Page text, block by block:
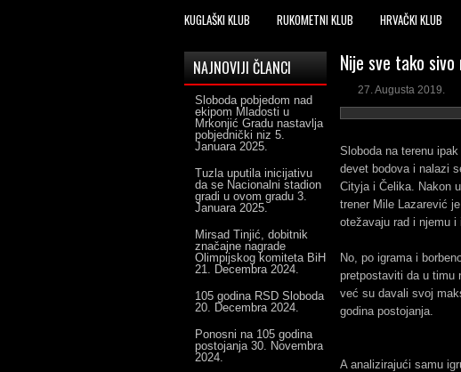
KUGLAŠKI KLUB RUKOMETNI KLUB HRVAČKI KLUB
Nije sve tako sivo
27. Augusta 2019.
Sloboda na terenu
devet bodova i nalazi
Cityja i Čelika. Nakon
trener Mile Lazarević
otežavaju rad i njemu i
No, po igrama i
pretpostaviti da u timu
već su davali svoj
godina postojanja.
A analizirajući samu
NAJNOVIJI ČLANCI
Sloboda pobjedom nad
ekipom Mladosti u
Mrkonjić Gradu nastavlja
pobjednički niz 5.
Januara 2025.
Tuzla uputila inicijativu
da se Nacionalni stadion
gradi u ovom gradu 3.
Januara 2025.
Mirsad Tinjić, dobitnik
značajne nagrade
Olimpijskog komiteta BiH
21. Decembra 2024.
105 godina RSD Sloboda
20. Decembra 2024.
Ponosni na 105 godina
postojanja 30. Novembra
2024.